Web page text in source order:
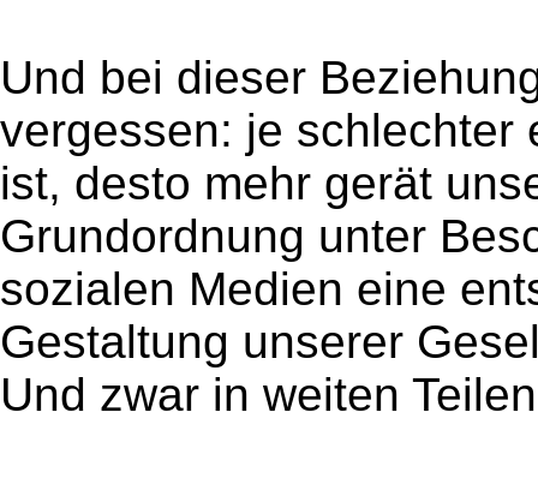
Und bei dieser
vergessen: je schlechter
ist, desto mehr gerät
Grundordnung unter
sozialen Medien eine
Gestaltung unserer
Und zwar in weiten